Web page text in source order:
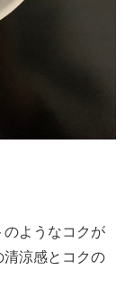
のようなコクが
清涼感とコクの